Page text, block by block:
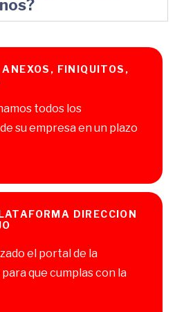
FINIQUITOS,
todos los
su empresa en un plazo
DIRECCION
el portal de la
que cumplas con la